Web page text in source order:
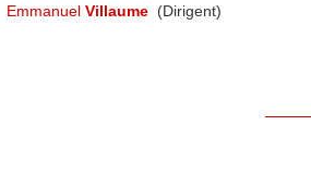
Emmanuel Villaume (Dirigent)